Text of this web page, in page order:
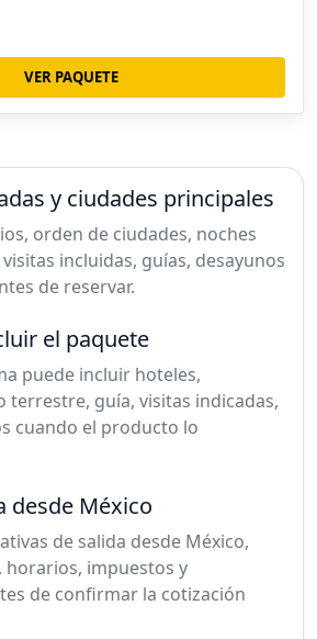
VER PAQUETE
y ciudades principales
orden de ciudades, noches
incluidas, guías, desayunos
de reservar.
el paquete
puede incluir hoteles,
terrestre, guía, visitas indicadas,
cuando el producto lo
desde México
de salida desde México,
horarios, impuestos y
de confirmar la cotización